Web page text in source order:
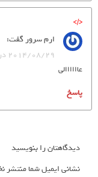
ارم سرور گفت:
2014/08/29 در 20:17
عاااااالی
پاسخ
دیدگاهتان را بنویسید
نشانی ایمیل شما منتشر